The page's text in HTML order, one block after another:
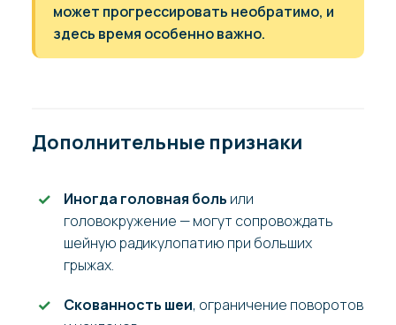
может прогрессировать необратимо, и
здесь время особенно важно.
Дополнительные признаки
Иногда головная боль или
головокружение — могут сопровождать
шейную радикулопатию при больших
грыжах.
Скованность шеи, ограничение поворотов